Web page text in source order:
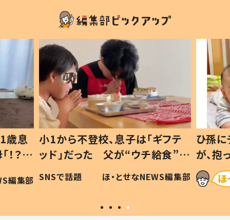
歳息
？」
編集部
小1から不登校、息子は「ギフテ
ッド」だった 父が“ウチ給食”を
作り続ける理由とは #令和の親
#令和の子
SNSで話題 ほ・とせなNEWS編集部
ひ孫
が、
「涙が
い」